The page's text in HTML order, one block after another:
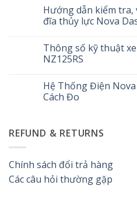
bình
luận
ở
Dash
|
Cách
thay
thế
và
quả
Hướng dẫn kiểm tra,
đĩa thủy lực Nova
bình
luận
ở
kiểm
tra,
vệ
lắp
phanh
lực
Nova
Dash
125
Thông số kỹ thuật xe
NZ125RS
bình
luận
ở
thuật
xe
và
NZ125RS
Hệ Thống Điện
Cách Đo
luận
ở
Điện
Nova
Dash
–
REFUND & RETURNS
Chính sách đổi trả hàng
Các câu hỏi thường gặp